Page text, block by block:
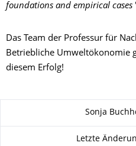
foundations and empirical cases
Das Team der Professur für
Betriebliche Umweltökonomie
diesem Erfolg!
Zu dieser SeiteSonja
Letzte